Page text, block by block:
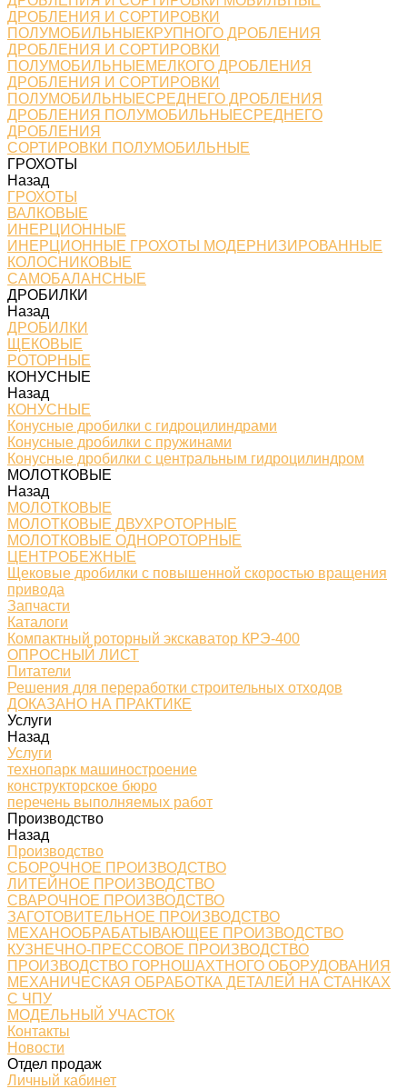
ДРОБЛЕНИЯ И СОРТИРОВКИ
ПОЛУМОБИЛЬНЫЕКРУПНОГО ДРОБЛЕНИЯ
ДРОБЛЕНИЯ И СОРТИРОВКИ
ПОЛУМОБИЛЬНЫЕМЕЛКОГО ДРОБЛЕНИЯ
ДРОБЛЕНИЯ И СОРТИРОВКИ
ПОЛУМОБИЛЬНЫЕСРЕДНЕГО ДРОБЛЕНИЯ
ДРОБЛЕНИЯ ПОЛУМОБИЛЬНЫЕСРЕДНЕГО
ДРОБЛЕНИЯ
СОРТИРОВКИ ПОЛУМОБИЛЬНЫЕ
ГРОХОТЫ
Назад
ГРОХОТЫ
ВАЛКОВЫЕ
ИНЕРЦИОННЫЕ
ИНЕРЦИОННЫЕ ГРОХОТЫ МОДЕРНИЗИРОВАННЫЕ
КОЛОСНИКОВЫЕ
САМОБАЛАНСНЫЕ
ДРОБИЛКИ
Назад
ДРОБИЛКИ
ЩЕКОВЫЕ
РОТОРНЫЕ
КОНУСНЫЕ
Назад
КОНУСНЫЕ
Конусные дробилки с гидроцилиндрами
Конусные дробилки с пружинами
Конусные дробилки с центральным гидроцилиндром
МОЛОТКОВЫЕ
Назад
МОЛОТКОВЫЕ
МОЛОТКОВЫЕ ДВУХРОТОРНЫЕ
МОЛОТКОВЫЕ ОДНОРОТОРНЫЕ
ЦЕНТРОБЕЖНЫЕ
Щековые дробилки с повышенной скоростью вращения
привода
Запчасти
Каталоги
Компактный роторный экскаватор КРЭ-400
ОПРОСНЫЙ ЛИСТ
Питатели
Решения для переработки строительных отходов
ДОКАЗАНО НА ПРАКТИКЕ
Услуги
Назад
Услуги
технопарк машиностроение
конструкторское бюро
перечень выполняемых работ
Производство
Назад
Производство
СБОРОЧНОЕ ПРОИЗВОДСТВО
ЛИТЕЙНОЕ ПРОИЗВОДСТВО
СВАРОЧНОЕ ПРОИЗВОДСТВО
ЗАГОТОВИТЕЛЬНОЕ ПРОИЗВОДСТВО
МЕХАНООБРАБАТЫВАЮЩЕЕ ПРОИЗВОДСТВО
КУЗНЕЧНО-ПРЕССОВОЕ ПРОИЗВОДСТВО
ПРОИЗВОДСТВО ГОРНОШАХТНОГО ОБОРУДОВАНИЯ
МЕХАНИЧЕСКАЯ ОБРАБОТКА ДЕТАЛЕЙ НА СТАНКАХ
С ЧПУ
МОДЕЛЬНЫЙ УЧАСТОК
Контакты
Новости
Отдел продаж
Личный кабинет